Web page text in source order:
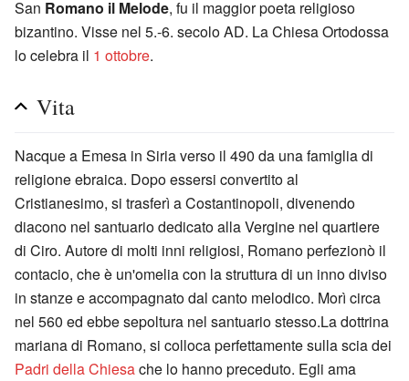
San Romano il Melode, fu il maggior poeta religioso
bizantino. Visse nel 5.-6. secolo AD. La Chiesa Ortodossa
lo celebra il 1 ottobre.
Vita
Nacque a Emesa in Siria verso il 490 da una famiglia di
religione ebraica. Dopo essersi convertito al
Cristianesimo, si trasferì a Costantinopoli, divenendo
diacono nel santuario dedicato alla Vergine nel quartiere
di Ciro. Autore di molti inni religiosi, Romano perfezionò il
contacio, che è un'omelia con la struttura di un inno diviso
in stanze e accompagnato dal canto melodico. Morì circa
nel 560 ed ebbe sepoltura nel santuario stesso.La dottrina
mariana di Romano, si colloca perfettamente sulla scia dei
Padri della Chiesache lo hanno preceduto. Egli ama